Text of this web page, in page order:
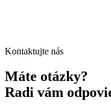
Kontaktujte nás
Máte otázky?
Radi vám